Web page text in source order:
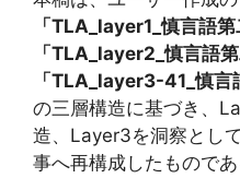
「TLA_layer1_慎言語第
「TLA_layer2_慎言語第
「TLA_layer3-41_慎言
の三層構造に基づき、
造、Layer3を洞察とし
事へ再構成したものであ